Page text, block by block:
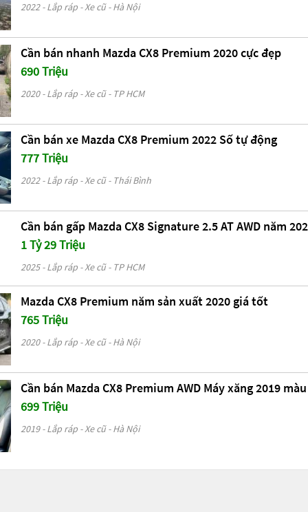
2022 - Lắp ráp - Xe cũ - Hà Nội
Cần bán nhanh Mazda CX8 Premium 2020 cực đẹp
690 Triệu
2020 - Lắp ráp - Xe cũ - TP HCM
Cần bán xe Mazda CX8 Premium 2022 Số tự động
777 Triệu
2022 - Lắp ráp - Xe cũ - Thái Bình
Cần bán gấp Mazda CX8 Signature 2.5 AT AWD năm
1 Tỷ 29 Triệu
2025 - Lắp ráp - Xe cũ - TP HCM
Mazda CX8 Premium năm sản xuất 2020 giá tốt
765 Triệu
2020 - Lắp ráp - Xe cũ - Hà Nội
Cần bán Mazda CX8 Premium AWD Máy xăng 2019
699 Triệu
2019 - Lắp ráp - Xe cũ - Hà Nội